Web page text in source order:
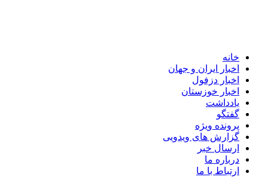
خانه
اخبار ایران و جهان
اخبار دزفول
اخبار خوزستان
یادداشت
گفتگو
پرونده ویژه
گزارش های ویدویی
ارسال خبر
درباره ما
ارتباط با ما